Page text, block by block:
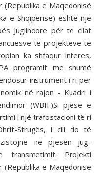
e Maqedonisë
e Shqipërisë) është një
Juglindore për të cilat
të projekteve të
ka shfaqur interes,
programit me shumë
instrument i ri për
në rajon - Kuadri i
(WBIF)Si pjesë e
i një trafostacioni të ri
Strugës, i cili do të
në pjesën jug-
Projekti
e Maqedonisë